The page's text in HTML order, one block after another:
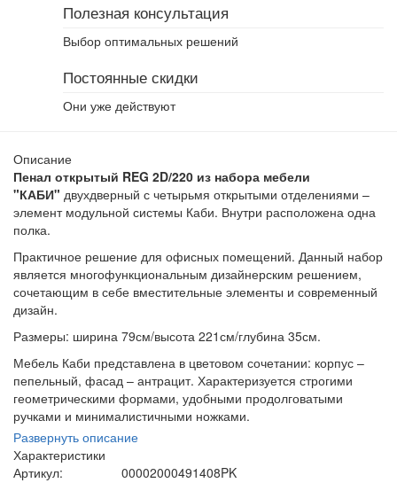
Полезная консультация
Выбор оптимальных решений
Постоянные скидки
Они уже действуют
Описание
Пенал открытый REG 2D/220 из набора мебели
"КАБИ" двухдверный с четырьмя открытыми отделениями –
элемент модульной системы Каби. Внутри расположена одна
полка.
Практичное решение для офисных помещений. Данный набор
является многофункциональным дизайнерским решением,
сочетающим в себе вместительные элементы и современный
дизайн.
Размеры: ширина 79см/высота 221см/глубина 35см.
Мебель Каби представлена в цветовом сочетании: корпус –
пепельный, фасад – антрацит. Характеризуется строгими
геометрическими формами, удобными продолговатыми
ручками и минималистичными ножками.
Развернуть описание
Характеристики
Артикул:
00002000491408PK